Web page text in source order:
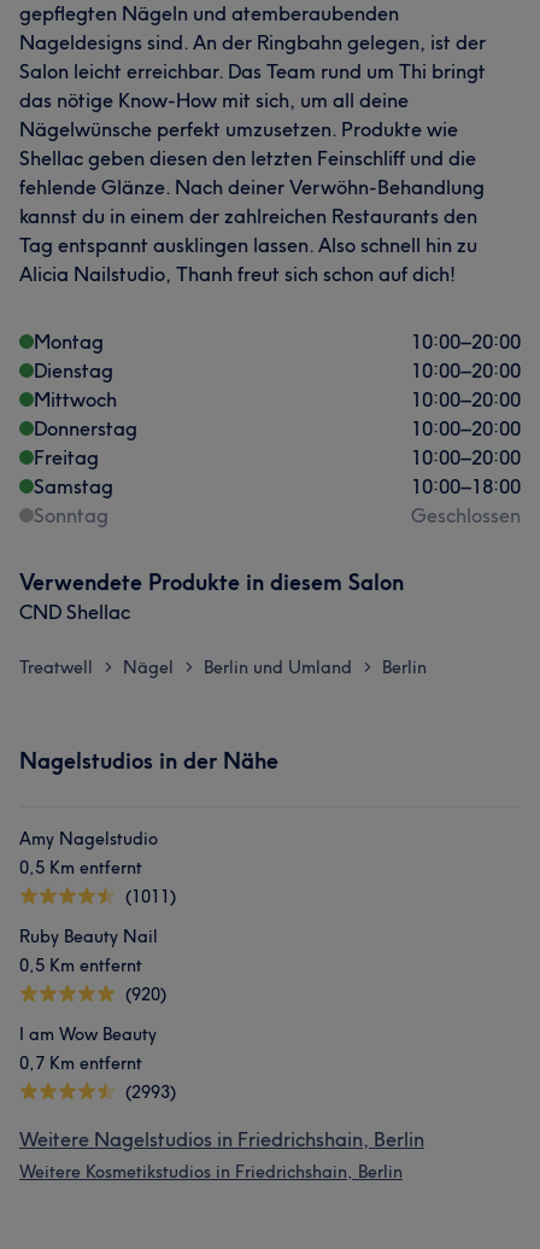
gepflegten Nägeln und atemberaubenden
Nageldesigns sind. An der Ringbahn gelegen, ist der
Salon leicht erreichbar. Das Team rund um Thi bringt
das nötige Know-How mit sich, um all deine
Nägelwünsche perfekt umzusetzen. Produkte wie
Shellac geben diesen den letzten Feinschliff und die
fehlende Glänze. Nach deiner Verwöhn-Behandlung
kannst du in einem der zahlreichen Restaurants den
Tag entspannt ausklingen lassen. Also schnell hin zu
Alicia Nailstudio, Thanh freut sich schon auf dich!
Montag 10:00–20:00
Dienstag
10:00–20:00
Mittwoch
10:00–20:00
Donnerstag
10:00–20:00
Freitag
10:00–20:00
Samstag
10:00–18:00
Sonntag
Geschlossen
Verwendete Produkte in diesem Salon
CND Shellac
Treatwell > Nägel > Berlin und Umland > Berlin
Nagelstudios in der Nähe
Amy Nagelstudio
0,5 Km entfernt
(1011)
Ruby Beauty Nail
0,5 Km entfernt
(920)
I am Wow Beauty
0,7 Km entfernt
(2993)
Weitere Nagelstudios in Friedrichshain, Berlin
Weitere Kosmetikstudios in Friedrichshain, Berlin